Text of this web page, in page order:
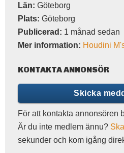
Län: Göteborg
Plats: Göteborg
Publicerad: 1 månad sedan
Mer information: Houdini
KONTAKTA ANNONSÖR
Skicka
För att kontakta annonsören
Är du inte medlem ännu?
sekunder och kom igång